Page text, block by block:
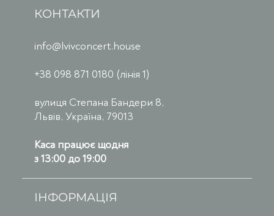
КОНТАКТИ
info@lvivconcert.house
+38 098 871 0180 (лінія 1)
вулиця Степана Бандери 8,
Львів, Україна, 79013
Каса працює щодня
з 13:00 до 19:00
ІНФОРМАЦІЯ